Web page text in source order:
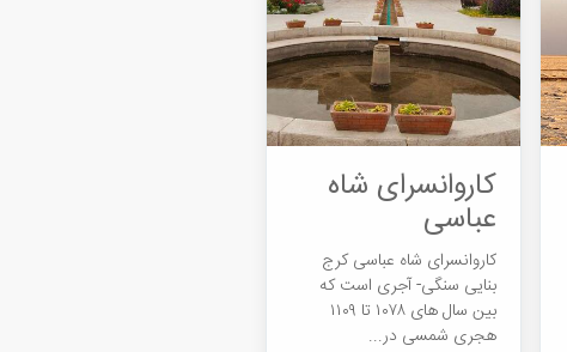
کاروانسرای شاه
عباسی
کاروانسرای شاه‌ عباسی کرج
بنایی سنگی- آجری است که
بین سال‌ های ۱۰۷۸ تا ۱۱۰۹
هجری شمسی در...